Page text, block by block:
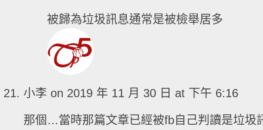
被歸為垃圾訊息通常是被檢舉居多
小李 on 2019 年 11 月 30 日 at 下午 6:16
那個…當時那篇文章已經被fb自己判讀是垃圾